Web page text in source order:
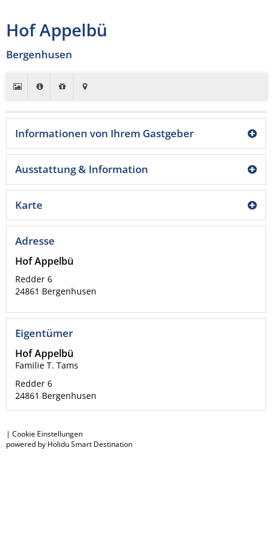
Hof Appelbü
Bergenhusen
Informationen von Ihrem Gastgeber
Ausstattung & Information
Karte
Adresse
Hof Appelbü
Redder 6
24861 Bergenhusen
Eigentümer
Hof Appelbü
Familie T. Tams
Redder 6
24861 Bergenhusen
| Cookie Einstellungen
powered by Holidu Smart Destination